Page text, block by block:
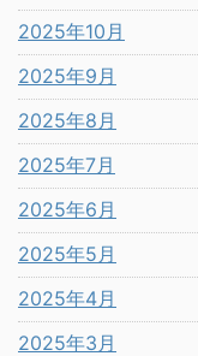
2025年10月
2025年9月
2025年8月
2025年7月
2025年6月
2025年5月
2025年4月
2025年3月